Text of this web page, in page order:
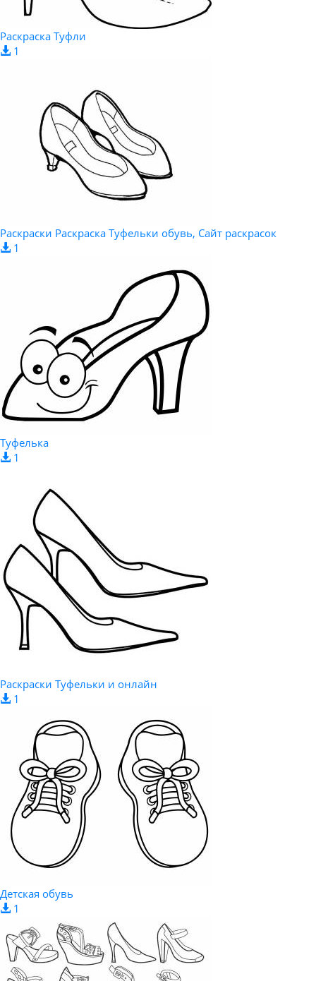
Раскраска Туфли
1
Раскраски Раскраска Туфельки обувь, Сайт раскрасок
1
Туфелька
1
Раскраски Туфельки и онлайн
1
Детская обувь
1